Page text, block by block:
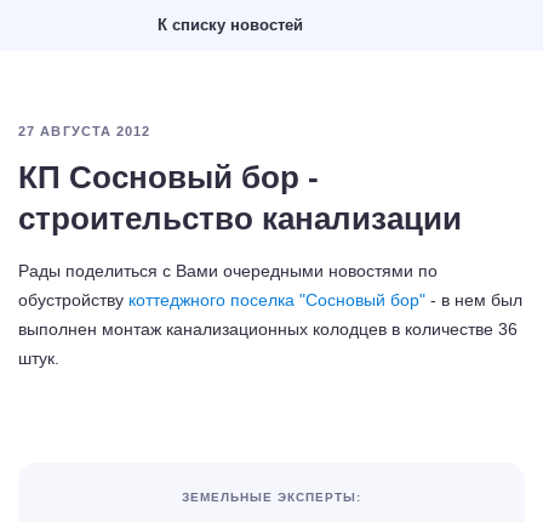
К списку новостей
27 АВГУСТА 2012
КП Сосновый бор -
строительство канализации
Рады поделиться с Вами очередными новостями по
обустройству коттеджного поселка "Сосновый бор" - в нем был
выполнен монтаж канализационных колодцев в количестве 36
штук.
ЗЕМЕЛЬНЫЕ ЭКСПЕРТЫ: